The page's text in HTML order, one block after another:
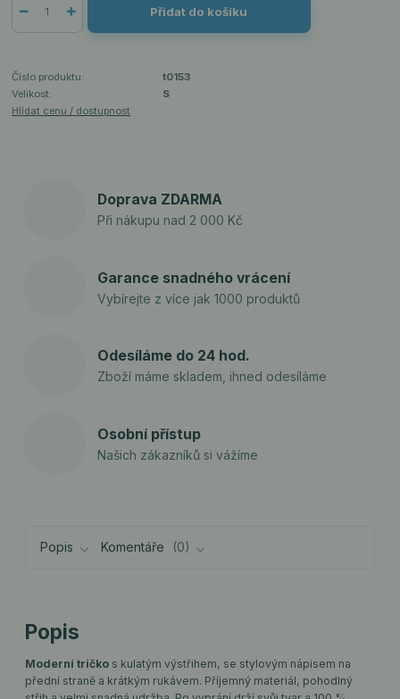
Přidat do košíku
Číslo produktu:
t0153
Velikost:
S
Hlídat cenu / dostupnost
Doprava ZDARMA
Při nákupu nad 2 000 Kč
Garance snadného vrácení
Vybírejte z více jak 1000 produktů
Odesíláme do 24 hod.
Zboží máme skladem, ihned odesíláme
Osobní přístup
Našich zákazníků si vážíme
Popis Komentáře 0
Popis
Moderní tričko s kulatým výstřihem, se stylovým nápisem na
přední straně a krátkým rukávem. Příjemný materiál, pohodlný